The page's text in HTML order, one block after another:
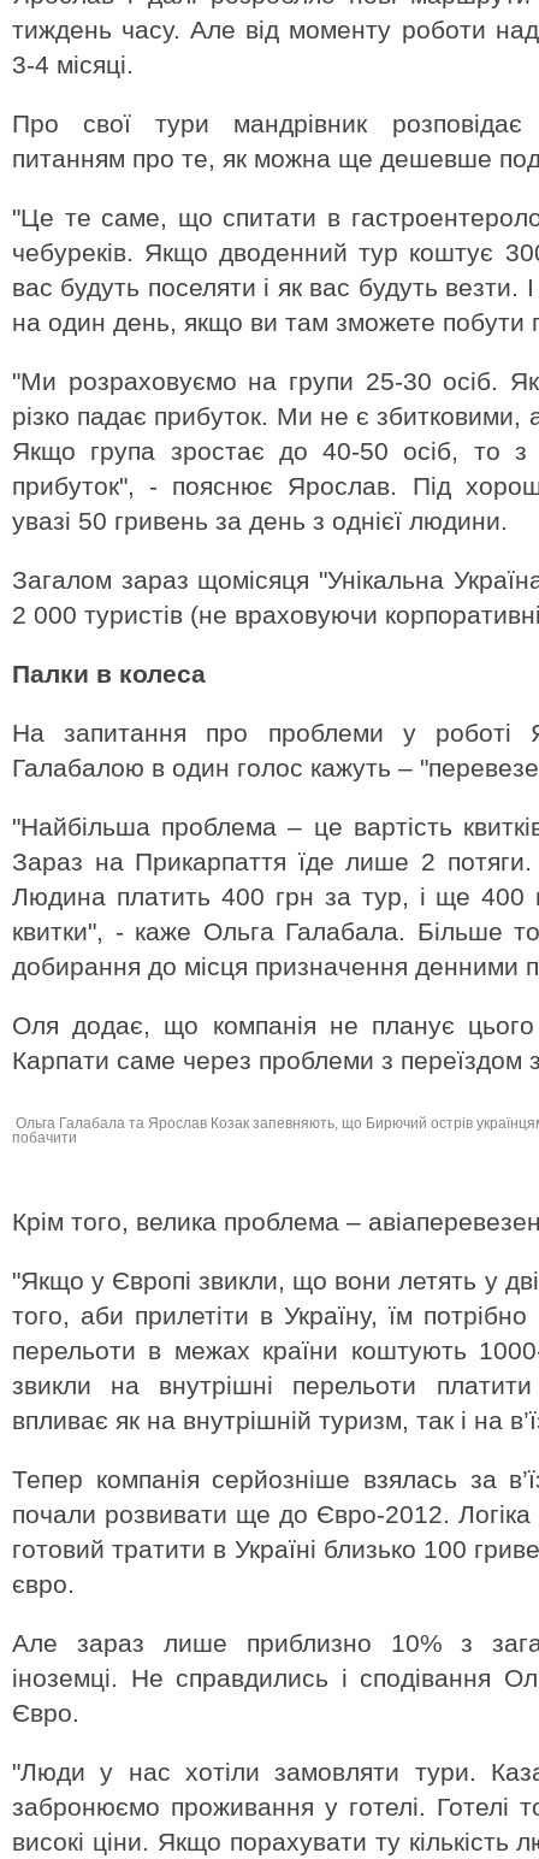
тиждень часу. Але від моменту роботи
3-4 місяці.
Про свої тури мандрівник
питанням про те, як можна ще дешевше
"Це те саме, що спитати в
чебуреків. Якщо дводенний тур коштує
вас будуть поселяти і як вас будуть
на один день, якщо ви там зможете побути
"Ми розраховуємо на групи 25-30 осіб.
різко падає прибуток. Ми не є збитковими,
Якщо група зростає до 40-50 осіб, то
прибуток", - пояснює Ярослав. Під
увазі 50 гривень за день з однієї людини.
Загалом зараз щомісяця "Унікальна
2 000 туристів (не враховуючи
Палки в колеса
На запитання про проблеми у роботі
Галабалою в один голос кажуть –
"Найбільша проблема – це вартість
Зараз на Прикарпаття їде лише 2 потяги.
Людина платить 400 грн за тур, і ще 400
квитки", - каже Ольга Галабала. Більше
добирання до місця призначення денними
Оля додає, що компанія не планує
Карпати саме через проблеми з переїздом
Ольга Галабала та Ярослав Козак запевняють, що Бирючий острів
побачити
Крім того, велика проблема –
"Якщо у Європі звикли, що вони летять у
того, аби прилетіти в Україну, їм
перельоти в межах країни коштують
звикли на внутрішні перельоти
впливає як на внутрішній туризм, так і на
Тепер компанія серйозніше взялась за
почали розвивати ще до Євро-2012. Логіка
готовий тратити в Україні близько 100
євро.
Але зараз лише приблизно 10% з
іноземці. Не справдились і сподівання
Євро.
"Люди у нас хотіли замовляти тури.
забронюємо проживання у готелі. Готелі
високі ціни. Якщо порахувати ту кількість